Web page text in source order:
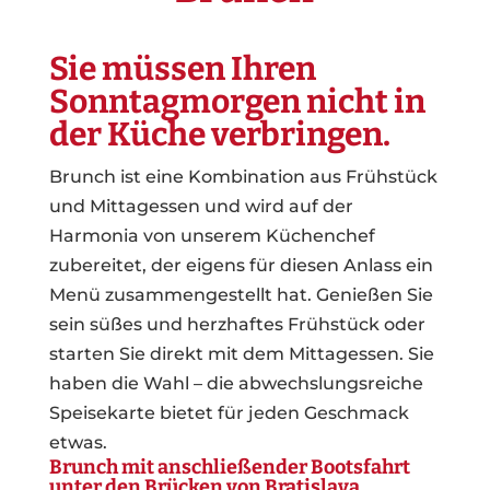
Sie müssen Ihren
Sonntagmorgen nicht in
der Küche verbringen.
Brunch ist eine Kombination aus Frühstück
und Mittagessen und wird auf der
Harmonia von unserem Küchenchef
zubereitet, der eigens für diesen Anlass ein
Menü zusammengestellt hat. Genießen Sie
sein süßes und herzhaftes Frühstück oder
starten Sie direkt mit dem Mittagessen. Sie
haben die Wahl – die abwechslungsreiche
Speisekarte bietet für jeden Geschmack
etwas.
Brunch mit anschließender Bootsfahrt